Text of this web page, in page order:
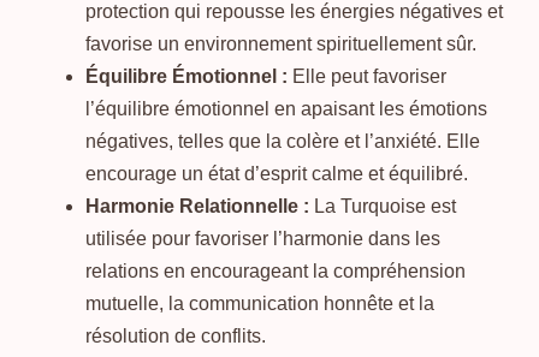
protection qui repousse les énergies négatives et
favorise un environnement spirituellement sûr.
Équilibre Émotionnel : Elle peut favoriser
l’équilibre émotionnel en apaisant les émotions
négatives, telles que la colère et l’anxiété. Elle
encourage un état d’esprit calme et équilibré.
Harmonie Relationnelle : La Turquoise est
utilisée pour favoriser l’harmonie dans les
relations en encourageant la compréhension
mutuelle, la communication honnête et la
résolution de conflits.